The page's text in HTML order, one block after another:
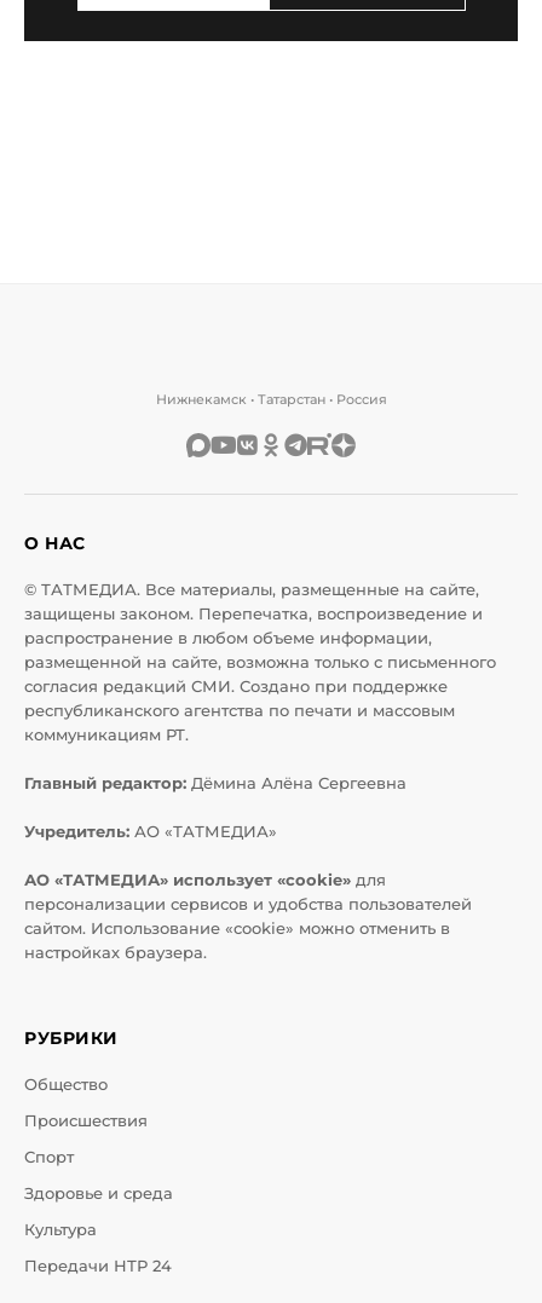
Нижнекамск • Татарстан • Россия
О НАС
© ТАТМЕДИА. Все материалы, размещенные на сайте,
защищены законом. Перепечатка, воспроизведение и
распространение в любом объеме информации,
размещенной на сайте, возможна только с письменного
согласия редакций СМИ. Создано при поддержке
республиканского агентства по печати и массовым
коммуникациям РТ.
Главный редактор: Дёмина Алёна Сергеевна
Учредитель: АО «ТАТМЕДИА»
АО «ТАТМЕДИА» использует «cookie» для
персонализации сервисов и удобства пользователей
сайтом. Использование «cookie» можно отменить в
настройках браузера.
РУБРИКИ
Общество
Происшествия
Спорт
Здоровье и среда
Культура
Передачи НТР 24